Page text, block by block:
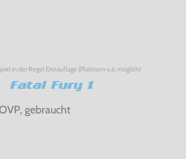
in der Regel Erstauflage (Platinum o.ä. möglich)
Fatal Fury 1
gebraucht